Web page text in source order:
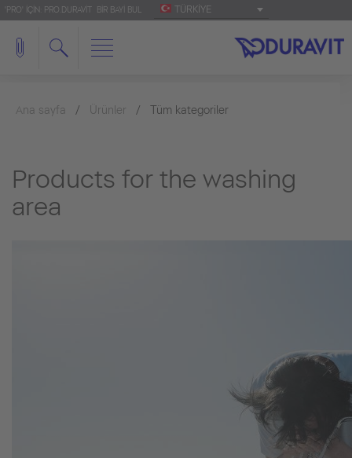
'PRO' IÇIN: PRO.DURAVIT BIR BAYI BUL TÜRKIYE
Ana sayfa Ürünler Tüm kategoriler
Products for the washing
area